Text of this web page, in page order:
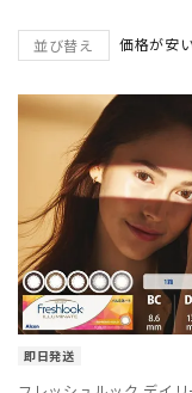
並び替え 価格が安
即日発送